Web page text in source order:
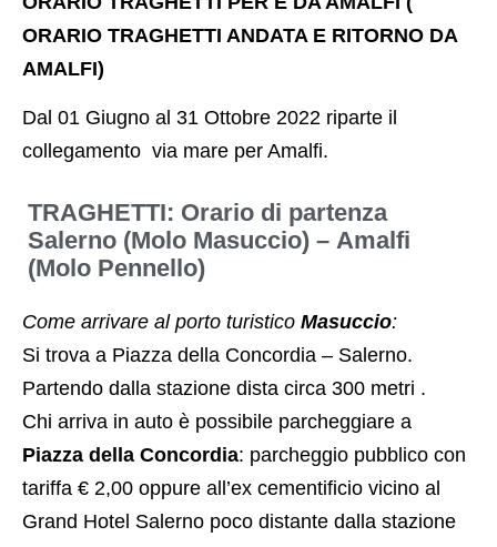
ORARIO TRAGHETTI ANDATA E RITORNO DA
AMALFI)
Dal 01 Giugno al 31 Ottobre 2022 riparte il
collegamento via mare per Amalfi.
TRAGHETTI: Orario di partenza
Salerno (Molo Masuccio) – Amalfi
(Molo Pennello)
Come arrivare al porto turistico Masuccio:
Si trova a Piazza della Concordia – Salerno.
Partendo dalla stazione dista circa 300 metri .
Chi arriva in auto è possibile parcheggiare a
Piazza della Concordia: parcheggio pubblico con
tariffa € 2,00 oppure all’ex cementificio vicino al
Grand Hotel Salerno poco distante dalla stazione